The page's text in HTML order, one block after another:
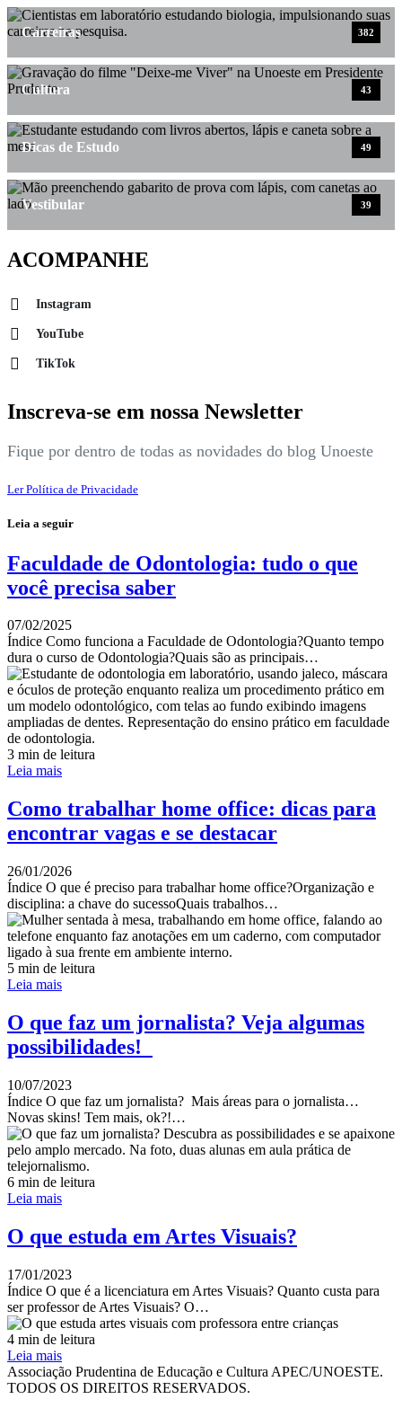
Carreiras 382
Cultura 43
Dicas de Estudo 49
Vestibular 39
ACOMPANHE
Instagram
YouTube
TikTok
Inscreva-se em nossa Newsletter
Fique por dentro de todas as novidades do blog Unoeste
Ler Política de Privacidade
Leia a seguir
Faculdade de Odontologia: tudo o que
você precisa saber
07/02/2025
Índice Como funciona a Faculdade de Odontologia?Quanto tempo
dura o curso de Odontologia?Quais são as principais…
3 min de leitura
Leia mais
Como trabalhar home office: dicas para
encontrar vagas e se destacar
26/01/2026
Índice O que é preciso para trabalhar home office?Organização e
disciplina: a chave do sucessoQuais trabalhos…
5 min de leitura
Leia mais
O que faz um jornalista? Veja algumas
possibilidades!
10/07/2023
Índice O que faz um jornalista? Mais áreas para o jornalista…
Novas skins! Tem mais, ok?!…
6 min de leitura
Leia mais
O que estuda em Artes Visuais?
17/01/2023
Índice O que é a licenciatura em Artes Visuais? Quanto custa para
ser professor de Artes Visuais? O…
4 min de leitura
Leia mais
Associação Prudentina de Educação e Cultura APEC/UNOESTE.
TODOS OS DIREITOS RESERVADOS.